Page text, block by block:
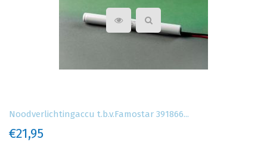
Noodverlichtingaccu t.b.v.Famostar 391866...
€21,95